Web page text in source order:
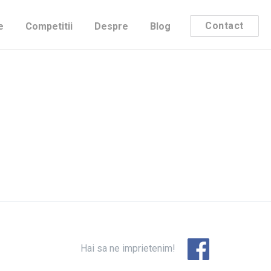
Competitii Despre Blog Contact
Hai sa ne imprietenim!